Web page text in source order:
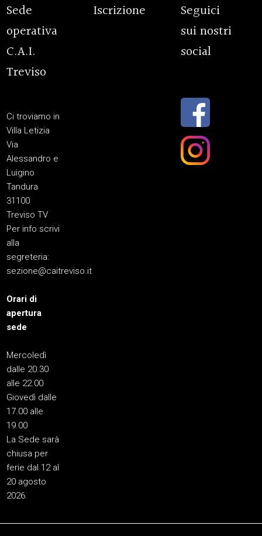
Sede
operativa
C.A.I.
Treviso
Ci troviamo in
Villa Letizia
Via
Alessandro e
Luigino
Tandura
31100
Treviso TV
Per info scrivi
alla
segreteria:
sezione@caitreviso.it
Orari di
apertura
sede
Mercoledì
dalle 20.30
alle 22.00
Giovedì dalle
17.00 alle
19.00
La Sede sarà
chiusa per
ferie dal 12 al
20 agosto
2026.
Iscrizione
Seguici
sui nostri
social